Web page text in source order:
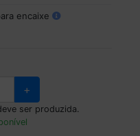
encaixe
+
ser produzida.